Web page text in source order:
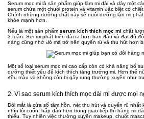
Serum mọc mi là sản phẩm giúp làm mi dài và dày một
serum chứa một chuỗi protein và vitamin đặc biệt có
Chính những dưỡng chất này sẽ nuôi dưỡng làn mi phát
khỏe mạnh hơn.
Nếu là một sản phẩm serum kích thích mọc mi chất
3 tuần. Sợi mi phát triển dài ra hơn ban đầu và đạt đủ
nàng cũng nhờ đó mà trở nên quyến rũ và thu hút hơn
Một số loại serum mọc mi cao cấp còn có khả năng bổ
dưỡng thiết yếu để kích thích tăng trưởng mi. Hơn thế
đều màu và không còn bị gãy rụng thường xuyên như
2. Vì sao serum kích thích mọc dài mi được mọi
Đôi mắt là cửa sổ tâm hồn, nét thu hút và quyến rũ nhất
nhìn lôi cuốn, hấp dẫn hơn trong giao tiếp thì hàng mi
thiếu. Tuy nhiên việc thường xuyên makeup, chuốt